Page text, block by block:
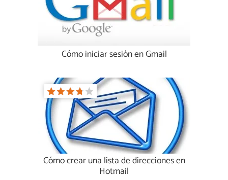
Cómo iniciar sesión en Gmail
Cómo crear una lista de direcciones en
Hotmail